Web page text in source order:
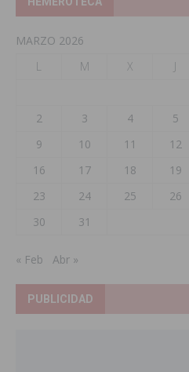
MARZO 2026
L
M X J
2
3 4 5
9
10 11 12
16
17 18 19
23
24 25 26
30
31
« Feb Abr »
PUBLICIDAD